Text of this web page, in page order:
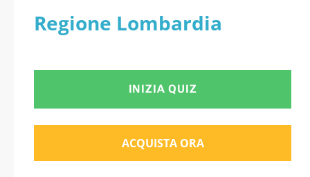
Regione Lombardia
INIZIA QUIZ
ACQUISTA ORA